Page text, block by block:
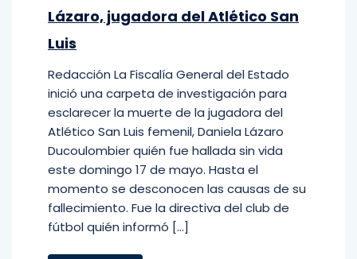
Lázaro, jugadora del Atlético San
Luis
Redacción La Fiscalía General del Estado
inició una carpeta de investigación para
esclarecer la muerte de la jugadora del
Atlético San Luis femenil, Daniela Lázaro
Ducoulombier quién fue hallada sin vida
este domingo 17 de mayo. Hasta el
momento se desconocen las causas de su
fallecimiento. Fue la directiva del club de
fútbol quién informó […]